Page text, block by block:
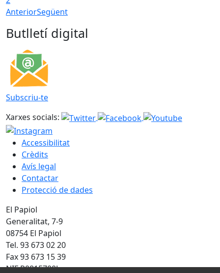
AnteriorSegüent
Butlletí digital
Subscriu-te
Xarxes socials:
Accessibilitat
Crèdits
Avís legal
Contactar
Protecció de dades
El Papiol
Generalitat, 7-9
08754 El Papiol
Tel. 93 673 02 20
Fax 93 673 15 39
NIF P0815700J